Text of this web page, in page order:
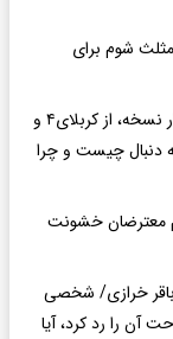
شوم برای
محسن رضایی؛ چند دهه جنجال‌آفرینی مرد هزار نسخه، از کربلای۴ و
به دنبال چیست و چرا
معترضان خشونت
خرازی/ شخصی
آن را رد کرد، آیا